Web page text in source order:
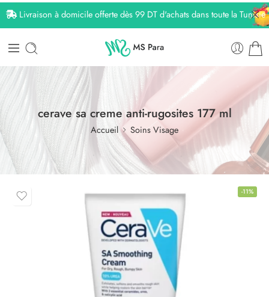
Livraison à domicile offerte dès 99 DT d'achats dans toute la Tunisie
cerave sa creme anti-rugosites 177 ml
Accueil Soins Visage
-11%